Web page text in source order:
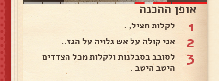
אופן ההכנה
1 לקלות חציל, .
2 אני קולה על אש גלויה על הגז..
3
לסובב בסבלנות ולקלות מכל הצדדים
היטב היטב .